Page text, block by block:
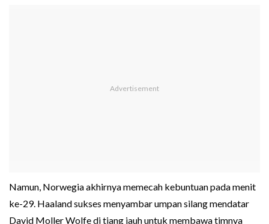
Namun, Norwegia akhirnya memecah kebuntuan pada menit
ke-29. Haaland sukses menyambar umpan silang mendatar
David Moller Wolfe di tiang jauh untuk membawa timnya